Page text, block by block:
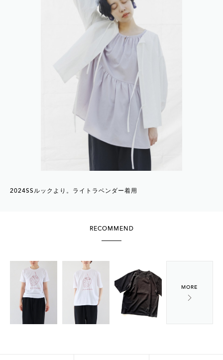
2024SSルックより。ライトラベンダー着用
RECOMMEND